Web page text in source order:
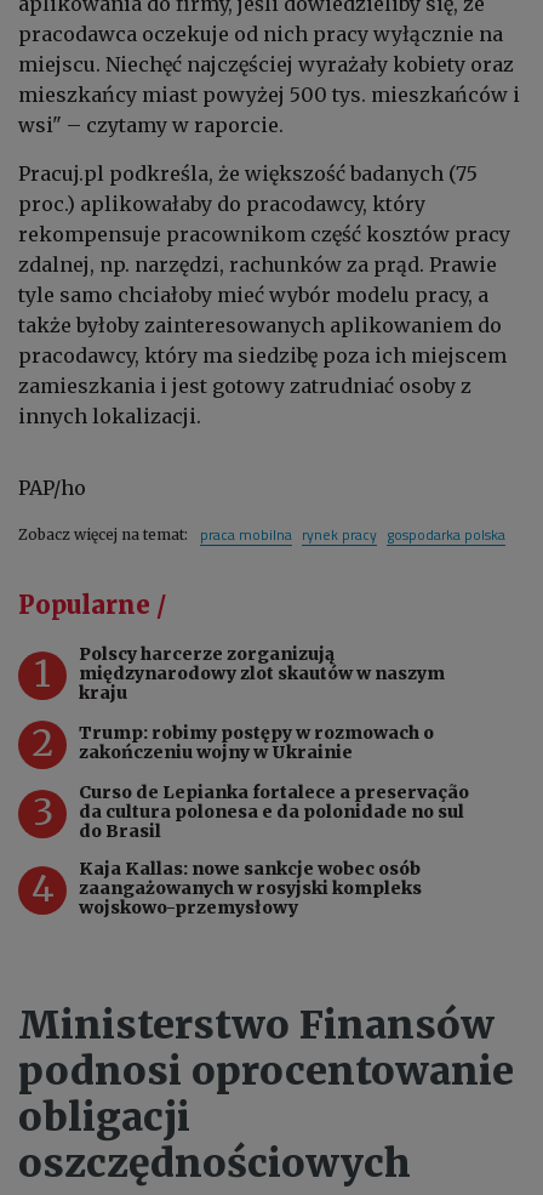
pracodawca oczekuje od nich pracy wyłącznie na
miejscu. Niechęć najczęściej wyrażały kobiety oraz
mieszkańcy miast powyżej 500 tys. mieszkańców i
wsi" – czytamy w raporcie.
Pracuj.pl podkreśla, że większość badanych (75
proc.) aplikowałaby do pracodawcy, który
rekompensuje pracownikom część kosztów pracy
zdalnej, np. narzędzi, rachunków za prąd. Prawie
tyle samo chciałoby mieć wybór modelu pracy, a
także byłoby zainteresowanych aplikowaniem do
pracodawcy, który ma siedzibę poza ich miejscem
zamieszkania i jest gotowy zatrudniać osoby z
innych lokalizacji.
PAP/ho
Zobacz więcej na temat: praca mobilna rynek pracy gospodarka polska
Popularne /
1
Polscy harcerze zorganizują
międzynarodowy zlot skautów w naszym
kraju
2
Trump: robimy postępy w rozmowach o
zakończeniu wojny w Ukrainie
3
Curso de Lepianka fortalece a preservação
da cultura polonesa e da polonidade no sul
do Brasil
4
Kaja Kallas: nowe sankcje wobec osób
zaangażowanych w rosyjski kompleks
wojskowo-przemysłowy
Ministerstwo Finansów
podnosi oprocentowanie
obligacji
oszczędnościowych